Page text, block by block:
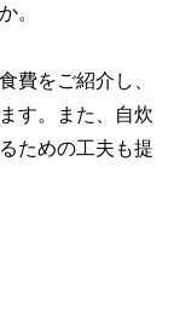
。
費をご紹介し、
す。また、自炊
ための工夫も提